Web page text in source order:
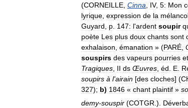
(CORNEILLE Cinna IV, 5: Mon
lyrique expression de la
Guyard
p 147: l'ardent soupir
poète Les plus doux chants sont
exhalaison émanation » (PARÉ
souspirs des vapeurs pourries et
Tragiques II ds Œuvres éd E
soupirs à l'airain [des cloches] (
327); b) 1846 « chant plaintif »
demy-souspir (COTGR .).